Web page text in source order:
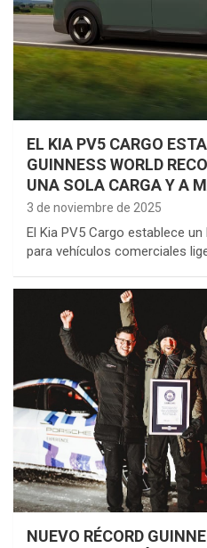
EL KIA PV5 CARGO
GUINNESS WORLD
UNA SOLA CARGA Y A
3 de noviembre de 2025
El Kia PV5 Cargo establece
para vehículos comerciales
NUEVO RÉCORD